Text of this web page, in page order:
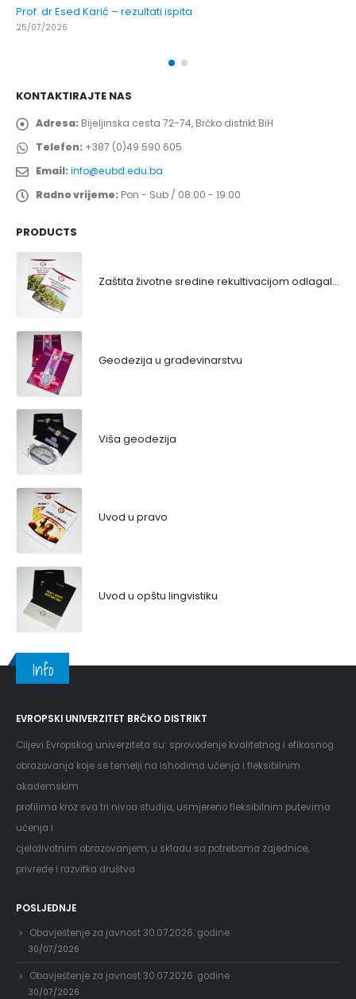
Prof. dr Esed Karić – rezultati ispita
25/07/2026
KONTAKTIRAJTE NAS
Adresa: Bijeljinska cesta 72-74, Brčko distrikt BiH
Telefon: +387 (0)49 590 605
Email:info@eubd.edu.ba
Radno vrijeme: Pon - Sub / 08:00 - 19:00
PRODUCTS
Zaštita životne sredine rekultivacijom odlagališta
Geodezija u građevinarstvu
Viša geodezija
Uvod u pravo
Uvod u opštu lingvistiku
Info
EVROPSKI UNIVERZITET BRČKO DISTRIKT
Ciljevi Evropskog univerziteta su: sprovođenje kvalitetnog i efikasnog
obrazovanja koje se temelji na ishodima učenja i fleksibilnim
akademskim
profilima kroz sva tri nivoa studija, usmjereno fleksibilnim putevima
učenja i
cjeloživotnim obrazovanjem, u skladu sa potrebama zajednice,
privrede i razvitka društva.
POSLJEDNJE
Obavještenje za javnost 30.07.2026. godine
30/07/2026
Obavještenje za javnost 30.07.2026. godine
30/07/2026